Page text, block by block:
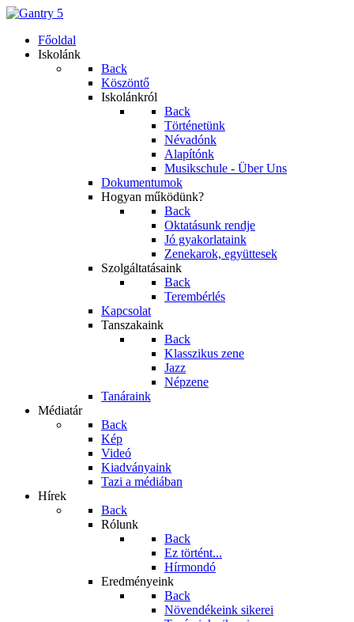
Főoldal
Iskolánk
Back
Köszöntő
Iskolánkról
Back
Történetünk
Névadónk
Alapítónk
Musikschule - Über Uns
Dokumentumok
Hogyan működünk?
Back
Oktatásunk rendje
Jó gyakorlataink
Zenekarok, együttesek
Szolgáltatásaink
Back
Terembérlés
Kapcsolat
Tanszakaink
Back
Klasszikus zene
Jazz
Népzene
Tanáraink
Médiatár
Back
Kép
Videó
Kiadványaink
Tazi a médiában
Hírek
Back
Rólunk
Back
Ez történt...
Hírmondó
Eredményeink
Back
Növendékeink sikerei